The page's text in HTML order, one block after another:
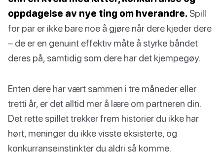
oppdagelse av nye ting om hverandre. Spill
for par er ikke bare noe å gjøre når dere kjeder dere
– de er en genuint effektiv måte å styrke båndet
deres på, samtidig som dere har det kjempegøy.
Enten dere har vært sammen i tre måneder eller
tretti år, er det alltid mer å lære om partneren din.
Det rette spillet trekker frem historier du ikke har
hørt, meninger du ikke visste eksisterte, og
konkurranseinstinkter du aldri så komme.